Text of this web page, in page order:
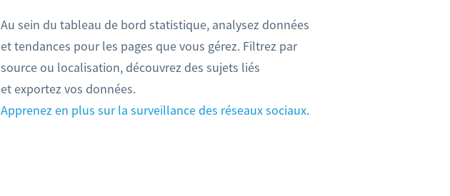
Au sein du tableau de bord statistique, analysez données
et tendances pour les pages que vous gérez. Filtrez par
source ou localisation, découvrez des sujets liés
et exportez vos données.
Apprenez en plus sur la surveillance des réseaux sociaux.